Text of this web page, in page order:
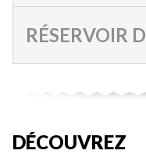
RÉSERVOIR
DÉCOUVREZ